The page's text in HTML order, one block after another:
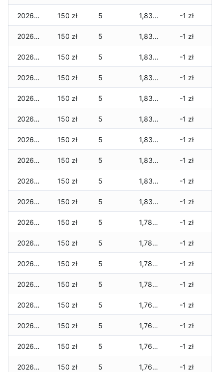
2026-04-30 150 zł 5 1,830 zł -1 zł
2026-04-29 150 zł 5 1,830 zł -1 zł
2026-04-28 150 zł 5 1,830 zł -1 zł
2026-04-27 150 zł 5 1,830 zł -1 zł
2026-04-26 150 zł 5 1,830 zł -1 zł
2026-04-25 150 zł 5 1,830 zł -1 zł
2026-04-24 150 zł 5 1,830 zł -1 zł
2026-04-23 150 zł 5 1,830 zł -1 zł
2026-04-22 150 zł 5 1,830 zł -1 zł
2026-04-21 150 zł 5 1,830 zł -1 zł
2026-04-20 150 zł 5 1,780 zł -1 zł
2026-04-19 150 zł 5 1,780 zł -1 zł
2026-04-18 150 zł 5 1,780 zł -1 zł
2026-04-17 150 zł 5 1,780 zł -1 zł
2026-04-16 150 zł 5 1,760 zł -1 zł
2026-04-15 150 zł 5 1,760 zł -1 zł
2026-04-14 150 zł 5 1,760 zł -1 zł
2026-04-13 150 zł 5 1,760 zł -1 zł